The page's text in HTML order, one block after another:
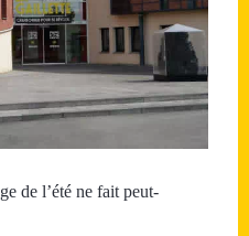
de l’été ne fait peut-